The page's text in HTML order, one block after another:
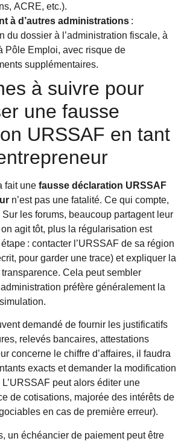
ACRE, etc.).
à d’autres administrations :
du dossier à l’administration fiscale, à
Pôle Emploi, avec risque de
supplémentaires.
à suivre pour
une fausse
URSSAF en tant
fait une fausse déclaration URSSAF
n’est pas une fatalité. Ce qui compte,
Sur les forums, beaucoup partagent leur
agit tôt, plus la régularisation est
: contacter l’URSSAF de sa région
pour garder une trace) et expliquer la
Cela peut sembler
préfère généralement la
demandé de fournir les justificatifs
relevés bancaires, attestations
concerne le chiffre d’affaires, il faudra
exacts et demander la modification
peut alors éditer une
de cotisations, majorée des intérêts de
en cas de première erreur).
un échéancier de paiement peut être